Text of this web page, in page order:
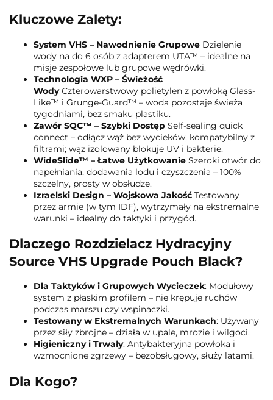
Kluczowe Zalety:
System VHS – Nawodnienie Grupowe Dzielenie
wody na do 6 osób z adapterem UTA™ – idealne na
misje zespołowe lub grupowe wędrówki.
Technologia WXP – Świeżość
Wody Czterowarstwowy polietylen z powłoką Glass-
Like™ i Grunge-Guard™ – woda pozostaje świeża
tygodniami, bez smaku plastiku.
Zawór SQC™ – Szybki Dostęp Self-sealing quick
connect – odłącz wąż bez wycieków, kompatybilny z
filtrami; wąż izolowany blokuje UV i bakterie.
WideSlide™ – Łatwe Użytkowanie Szeroki otwór do
napełniania, dodawania lodu i czyszczenia – 100%
szczelny, prosty w obsłudze.
Izraelski Design – Wojskowa Jakość Testowany
przez armie (w tym IDF), wytrzymały na ekstremalne
warunki – idealny do taktyki i przygód.
Dlaczego Rozdzielacz Hydracyjny
Source VHS Upgrade Pouch Black?
Dla Taktyków i Grupowych Wycieczek: Modułowy
system z płaskim profilem – nie krępuje ruchów
podczas marszu czy wspinaczki.
Testowany w Ekstremalnych Warunkach: Używany
przez siły zbrojne – działa w upale, mrozie i wilgoci.
Higieniczny i Trwały: Antybakteryjna powłoka i
wzmocnione zgrzewy – bezobsługowy, służy latami.
Dla Kogo?